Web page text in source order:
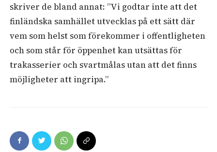
skriver de bland annat: ”Vi godtar inte att det
finländska samhället utvecklas på ett sätt där
vem som helst som förekommer i offentligheten
och som står för öppenhet kan utsättas för
trakasserier och svartmålas utan att det finns
möjligheter att ingripa.”